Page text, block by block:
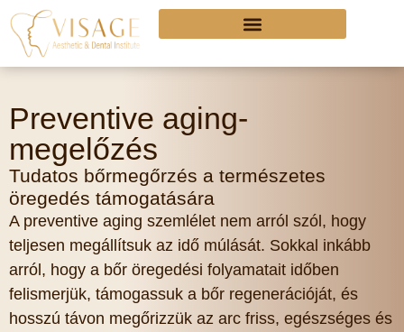
Preventive aging-
megelőzés
Tudatos bőrmegőrzés a természetes
öregedés támogatására
A preventive aging szemlélet nem arról szól, hogy
teljesen megállítsuk az idő múlását. Sokkal inkább
arról, hogy a bőr öregedési folyamatait időben
felismerjük, támogassuk a bőr regenerációját, és
hosszú távon megőrizzük az arc friss, egészséges és